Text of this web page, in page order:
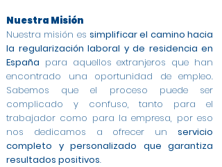
Nuestra Misión
Nuestra misión es simplificar el camino hacia
la regularización laboral y de residencia en
España para aquellos extranjeros que han
encontrado una oportunidad de empleo.
Sabemos que el proceso puede ser
complicado y confuso, tanto para el
trabajador como para la empresa, por eso
nos dedicamos a ofrecer un servicio
completo y personalizado que garantiza
resultados positivos.